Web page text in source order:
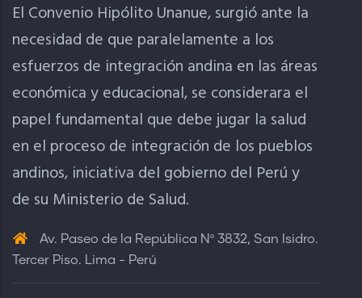
El Convenio Hipólito Unanue, surgió ante la
necesidad de que paralelamente a los
esfuerzos de integración andina en las áreas
económica y educacional, se considerara el
papel fundamental que debe jugar la salud
en el proceso de integración de los pueblos
andinos, iniciativa del gobierno del Perú y
de su Ministerio de Salud.
Av. Paseo de la República Nº 3832, San Isidro.
Tercer Piso. Lima - Perú